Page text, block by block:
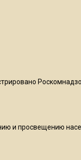
и просвещению